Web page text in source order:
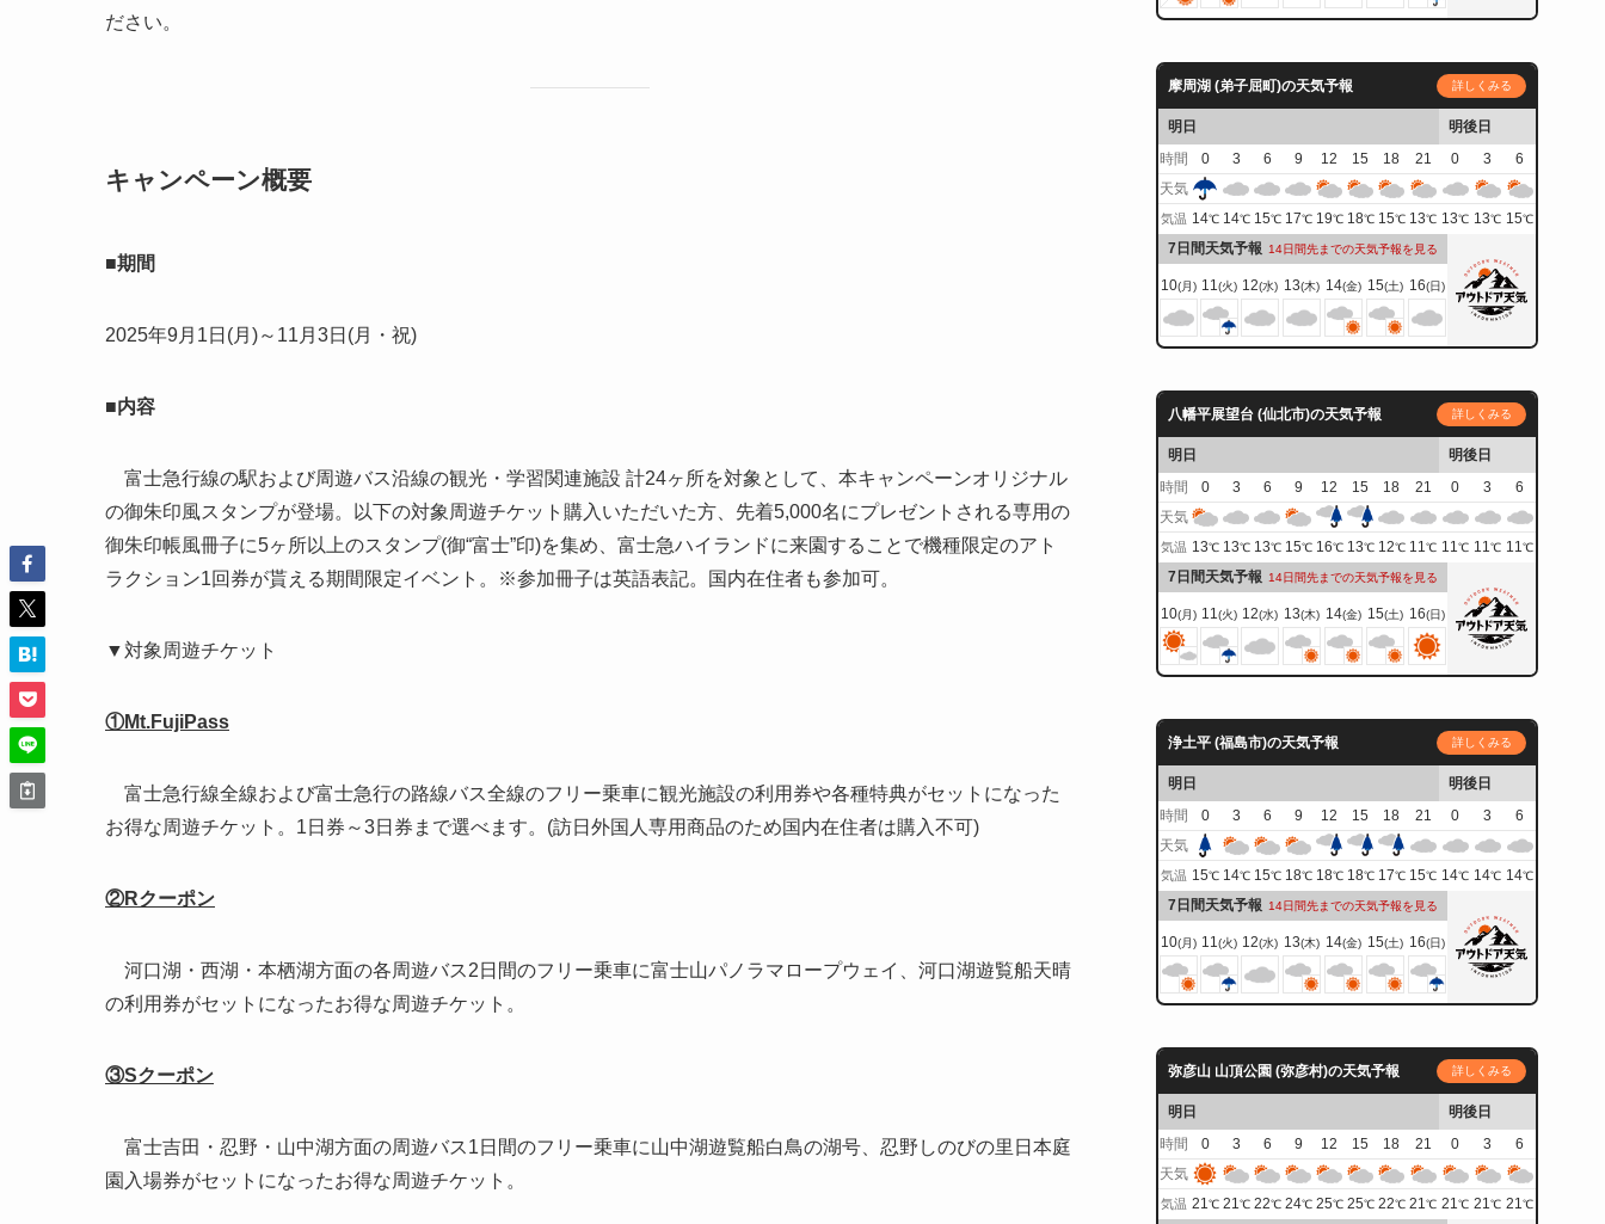
ださい。
キャンペーン概要
■期間
2025年9月1日(月)～11月3日(月・祝)
■内容
富士急行線の駅および周遊バス沿線の観光・学習関連施設 計24ヶ所を対象として、本キャンペーンオリジナル
の御朱印風スタンプが登場。以下の対象周遊チケット購入いただいた方、先着5,000名にプレゼントされる専用の
御朱印帳風冊子に5ヶ所以上のスタンプ(御“富士”印)を集め、富士急ハイランドに来園することで機種限定のアト
ラクション1回券が貰える期間限定イベント。※参加冊子は英語表記。国内在住者も参加可。
▼対象周遊チケット
①Mt.FujiPass
富士急行線全線および富士急行の路線バス全線のフリー乗車に観光施設の利用券や各種特典がセットになった
お得な周遊チケット。1日券～3日券まで選べます。(訪日外国人専用商品のため国内在住者は購入不可)
②Rクーポン
河口湖・西湖・本栖湖方面の各周遊バス2日間のフリー乗車に富士山パノラマロープウェイ、河口湖遊覧船天晴
の利用券がセットになったお得な周遊チケット。
③Sクーポン
富士吉田・忍野・山中湖方面の周遊バス1日間のフリー乗車に山中湖遊覧船白鳥の湖号、忍野しのびの里日本庭
園入場券がセットになったお得な周遊チケット。
摩周湖 (弟子屈町)の天気予報 詳しくみる
明日
明後日
時間
0 3 6 9 12 15 18 21 0 3
6
天気
気温 14℃ 14℃ 15℃ 17℃ 19℃ 18℃ 15℃ 13℃ 13℃ 13℃ 15℃
7日間天気予報 14日間先までの天気予報を見る
10(月) 11(火) 12(水) 13(木) 14(金) 15(土) 16(日)
八幡平展望台 (仙北市)の天気予報 詳しくみる
明日
明後日
時間
0 3 6 9 12 15 18 21 0 3
6
天気
気温 13℃ 13℃ 13℃ 15℃ 16℃ 13℃ 12℃ 11℃ 11℃ 11℃ 11℃
7日間天気予報 14日間先までの天気予報を見る
10(月) 11(火) 12(水) 13(木) 14(金) 15(土) 16(日)
浄土平 (福島市)の天気予報 詳しくみる
明日
明後日
時間
0 3 6 9 12 15 18 21 0 3
6
天気
気温 15℃ 14℃ 15℃ 18℃ 18℃ 18℃ 17℃ 15℃ 14℃ 14℃ 14℃
7日間天気予報 14日間先までの天気予報を見る
10(月) 11(火) 12(水) 13(木) 14(金) 15(土) 16(日)
弥彦山 山頂公園 (弥彦村)の天気予報 詳しくみる
明日
明後日
時間
0 3 6 9 12 15 18 21 0 3
6
天気
気温 21℃ 21℃ 22℃ 24℃ 25℃ 25℃ 22℃ 21℃ 21℃ 21℃ 21℃